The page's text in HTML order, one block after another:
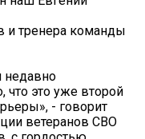
и тренера команды
недавно
что это уже второй
- говорит
ветеранов СВО